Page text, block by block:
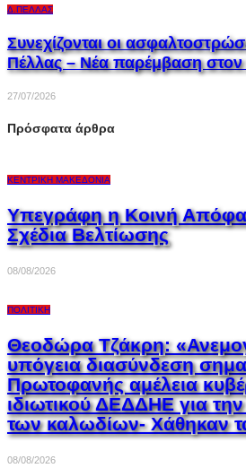
Δ.ΠΈΛΛΑΣ
Συνεχίζονται οι
Πέλλας – Νέα παρέμβαση
27/07/2026
Πρόσφατα άρθρα
ΚΕΝΤΡΙΚΉ ΜΑΚΕΔΟΝΊΑ
Υπεγράφη η Κοινή
Σχέδια Βελτίωσης
08/08/2026
ΠΟΛΙΤΙΚΉ
Θεοδώρα Τζάκρη:
υπόγεια διασύνδεση
Πρωτοφανής αμέλεια
ιδιωτικού ΔΕΔΔΗΕ για
των καλωδίων- Χάθηκαν
08/08/2026